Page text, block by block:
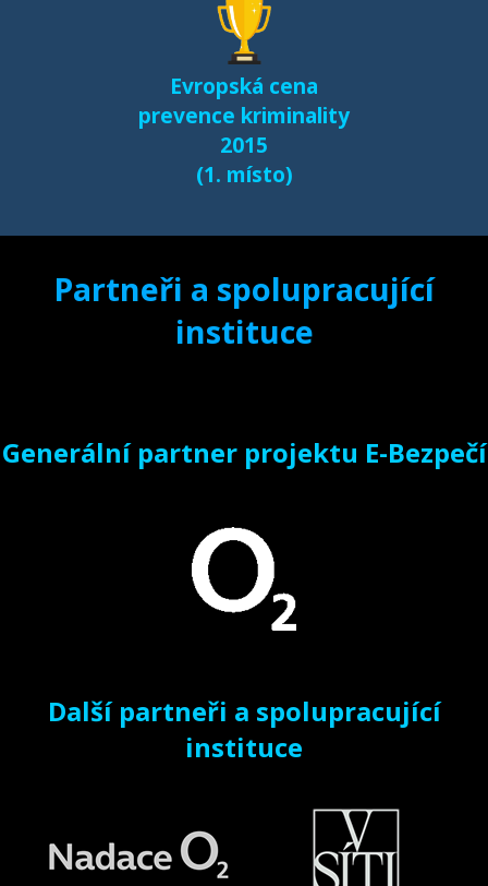
Evropská cena
prevence kriminality
2015
(1. místo)
Partneři a spolupracující
instituce
Generální partner projektu E-Bezpečí
Další partneři a spolupracující
instituce